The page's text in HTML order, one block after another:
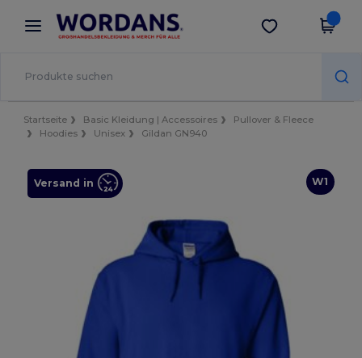
× Wordans App
Bessere Preise in der App!
App holen
Startseite Basic Kleidung | Accessoires
Pullover & Fleece
Hoodies
Unisex Gildan GN940
W1
Versand in